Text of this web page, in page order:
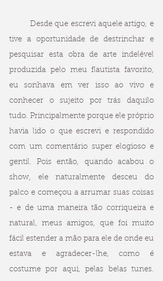
tive a oportunidade de destrinchar e
pesquisar esta obra de arte indelével
produzida pelo meu flautista favorito,
eu sonhava em ver isso ao vivo e
conhecer o sujeito por trás daquilo
tudo. Principalmente porque ele próprio
havia lido o que escrevi e respondido
com um comentário super elogioso e
gentil. Pois então, quando acabou o
show, ele naturalmente desceu do
palco e começou a arrumar suas coisas
- e de uma maneira tão corriqueira e
natural, meus amigos, que foi muito
fácil estender a mão para ele de onde eu
estava e agradecer-lhe, como é
costume por aqui, pelas belas tunes.